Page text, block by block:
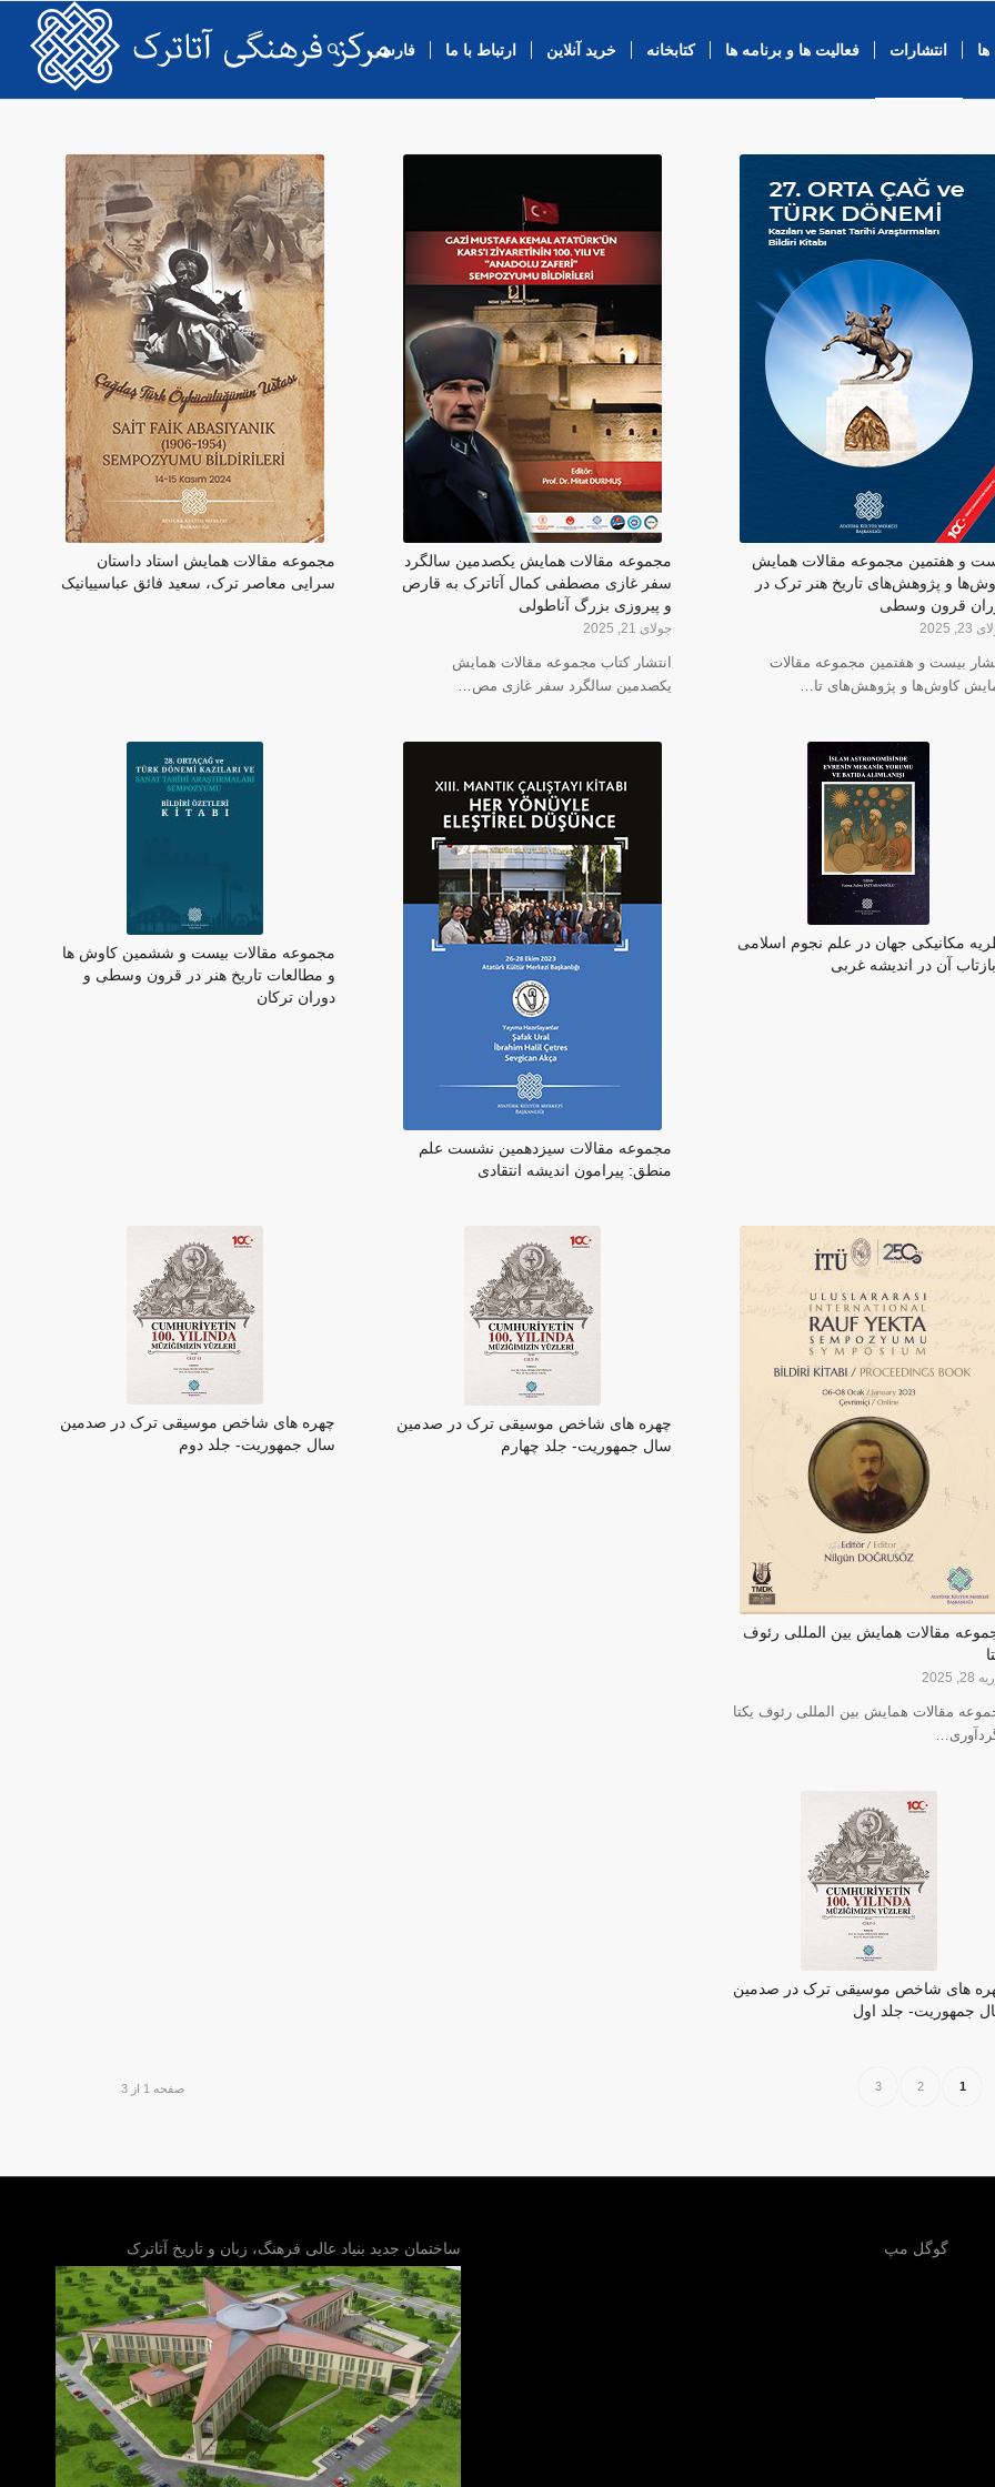
انتشارات فعالیت ها و برنامه ها کتابخانه خرید آنلاین ارتباط با ما فارسی
و هفتمین مجموعه مقالات همایش
و پژوهش‌های تاریخ هنر ترک در
قرون وسطی
2025
بیست و هفتمین مجموعه مقالات
کاوش‌ها و پژوهش‌های تا…
مجموعه مقالات همایش یکصدمین سالگرد
سفر غازی مصطفی کمال آتاترک به قارص
و پیروزی بزرگ آناطولی
جولای 21, 2025
انتشار کتاب مجموعه مقالات همایش
یکصدمین سالگرد سفر غازی مص…
مجموعه مقالات همایش استاد داستان
سرایی معاصر ترک، سعید فائق عباسییانیک
مکانیکی جهان در علم نجوم اسلامی
آن در اندیشه غربی
مجموعه مقالات سیزدهمین نشست علم
منطق: پیرامون اندیشه انتقادی
مجموعه مقالات بیست و ششمین کاوش ها
و مطالعات تاریخ هنر در قرون وسطی و
دوران ترکان
مقالات همایش بین المللی رئوف
2025
مقالات همایش بین المللی رئوف یکتا
چهره های شاخص موسیقی ترک در صدمین
سال جمهوریت- جلد چهارم
چهره های شاخص موسیقی ترک در صدمین
سال جمهوریت- جلد دوم
های شاخص موسیقی ترک در صدمین
جمهوریت- جلد اول
صفحه 1 از 3 1
2
3
گوگل مپ ساختمان جدید بنیاد عالی فرهنگ، زبان و تاریخ آتاترک